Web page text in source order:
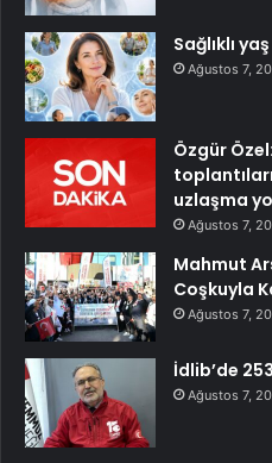
Sağlıklı
Ağustos 7,
Özgür
uzlaşma
Ağustos 7,
Mahmut
Coşkuyla
Ağustos 7,
İdlib’de
Ağustos 7,